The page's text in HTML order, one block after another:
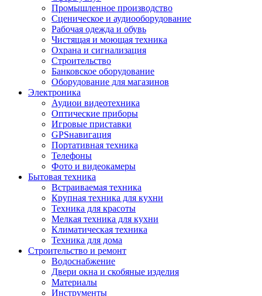
Промышленное производство
Сценическое и аудиооборудование
Рабочая одежда и обувь
Чистящая и моющая техника
Охрана и сигнализация
Строительство
Банковское оборудование
Оборудование для магазинов
Электроника
Аудиои видеотехника
Оптические приборы
Игровые приставки
GPSнавигация
Портативная техника
Телефоны
Фото и видеокамеры
Бытовая техника
Встраиваемая техника
Крупная техника для кухни
Техника для красоты
Мелкая техника для кухни
Климатическая техника
Техника для дома
Строительство и ремонт
Водоснабжение
Двери окна и скобяные изделия
Материалы
Инструменты